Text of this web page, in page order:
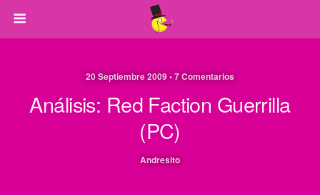
20 Septiembre 2009 • 7 Comentarios
Análisis: Red Faction Guerrilla
(PC)
Andresito